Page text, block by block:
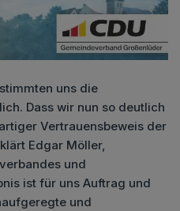
uns die
Dass wir nun so deutlich
Vertrauensbeweis der
Edgar Möller,
und
ist für uns Auftrag und
und